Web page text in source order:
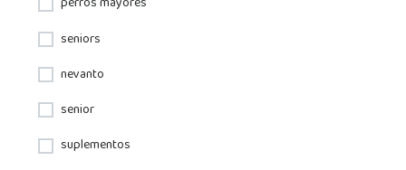
seniors
nevanto
senior
suplementos